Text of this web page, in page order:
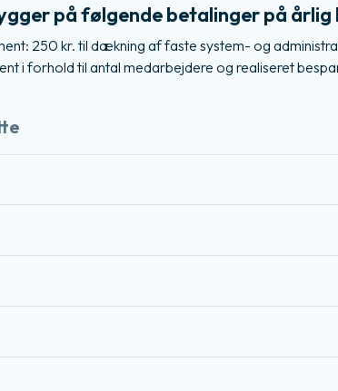
på følgende betalinger på årlig
250 kr. til dækning af faste system- og
i forhold til antal medarbejdere og realiseret